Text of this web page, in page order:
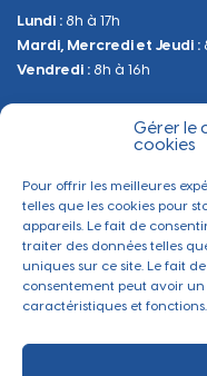
Gérer le
cookies
Pour offrir les meilleures
telles que les cookies pour
appareils. Le fait de
traiter des données telles
uniques sur ce site. Le fait
consentement peut avoir
caractéristiques et fonctions.
Urbanisme
Sanitaire et Sécurité
Lundi : 8h à 17h
Mardi, Mercredi et Jeudi :
Vendredi : 8h à 16h
BESOIN
Contactez-nous